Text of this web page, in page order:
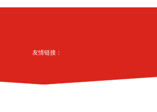
友情链接：